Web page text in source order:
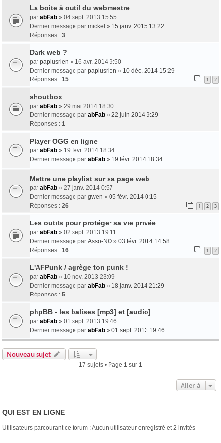
La boite à outil du webmestre
par abFab » 04 sept. 2013 15:55
Dernier message par mickel » 15 janv. 2015 13:22
Réponses : 3
Dark web ?
par paplusrien » 16 avr. 2014 9:50
Dernier message par paplusrien » 10 déc. 2014 15:29
Réponses : 15 1 2
shoutbox
par abFab » 29 mai 2014 18:30
Dernier message par abFab » 22 juin 2014 9:29
Réponses : 1
Player OGG en ligne
par abFab » 19 févr. 2014 18:34
Dernier message par abFab » 19 févr. 2014 18:34
Mettre une playlist sur sa page web
par abFab » 27 janv. 2014 0:57
Dernier message par gwen » 05 févr. 2014 0:15
Réponses : 26 1 2 3
Les outils pour protéger sa vie privée
par abFab » 02 sept. 2013 19:11
Dernier message par Asso-NO » 03 févr. 2014 14:58
Réponses : 16 1 2
L'AFPunk / agrège ton punk !
par abFab » 10 nov. 2013 23:09
Dernier message par abFab » 18 janv. 2014 21:29
Réponses : 5
phpBB - les balises [mp3] et [audio]
par abFab » 01 sept. 2013 19:46
Dernier message par abFab » 01 sept. 2013 19:46
Nouveau sujet
17 sujets • Page 1 sur 1
Aller à
QUI EST EN LIGNE
Utilisateurs parcourant ce forum : Aucun utilisateur enregistré et 2 invités